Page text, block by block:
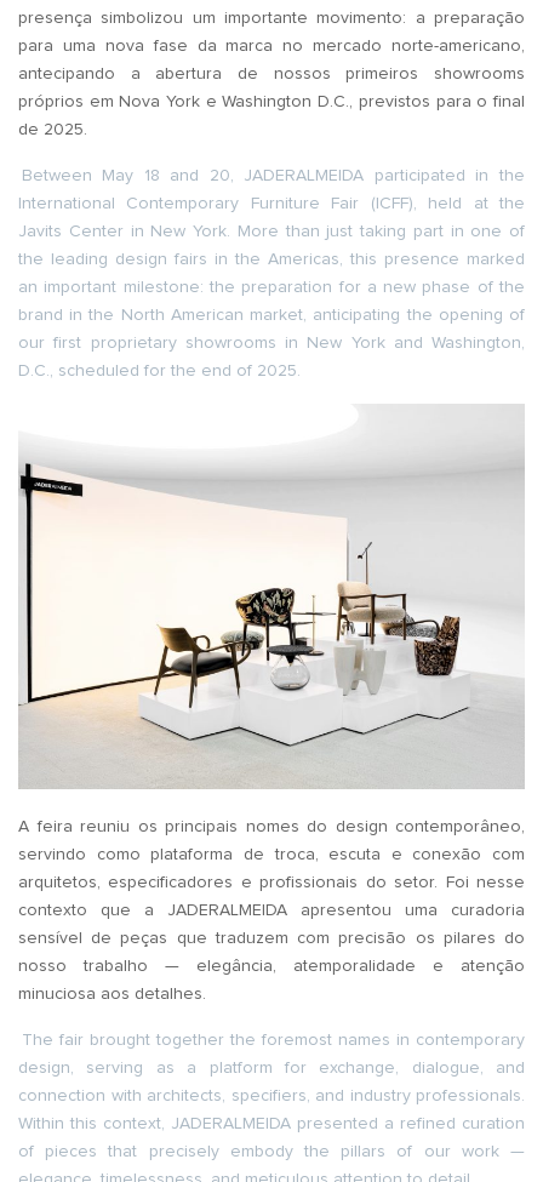
presença simbolizou um importante movimento: a preparação
para uma nova fase da marca no mercado norte-americano,
antecipando a abertura de nossos primeiros showrooms
próprios em Nova York e Washington D.C., previstos para o final
de 2025.
Between May 18 and 20, JADERALMEIDA participated in the
International Contemporary Furniture Fair (ICFF), held at the
Javits Center in New York. More than just taking part in one of
the leading design fairs in the Americas, this presence marked
an important milestone: the preparation for a new phase of the
brand in the North American market, anticipating the opening of
our first proprietary showrooms in New York and Washington,
D.C., scheduled for the end of 2025.
A feira reuniu os principais nomes do design contemporâneo,
servindo como plataforma de troca, escuta e conexão com
arquitetos, especificadores e profissionais do setor. Foi nesse
contexto que a JADERALMEIDA apresentou uma curadoria
sensível de peças que traduzem com precisão os pilares do
nosso trabalho — elegância, atemporalidade e atenção
minuciosa aos detalhes.
The fair brought together the foremost names in contemporary
design, serving as a platform for exchange, dialogue, and
connection with architects, specifiers, and industry professionals.
Within this context, JADERALMEIDA presented a refined curation
of pieces that precisely embody the pillars of our work —